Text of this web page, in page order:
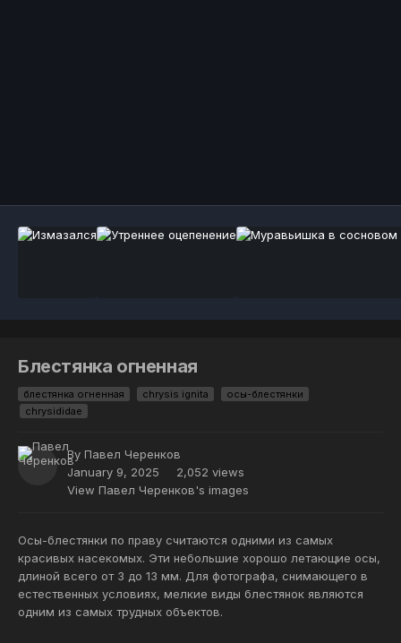
Блестянка огненная
блестянка огненная chrysis ignita
осы-блестянки
chrysididae
By Павел Черенков
January 9, 2025
2,052 views
View Павел Черенков's images
Осы-блестянки по праву считаются одними из самых
красивых насекомых. Эти небольшие хорошо летающие осы,
длиной всего от 3 до 13 мм. Для фотографа, снимающего в
естественных условиях, мелкие виды блестянок являются
одним из самых трудных объектов.